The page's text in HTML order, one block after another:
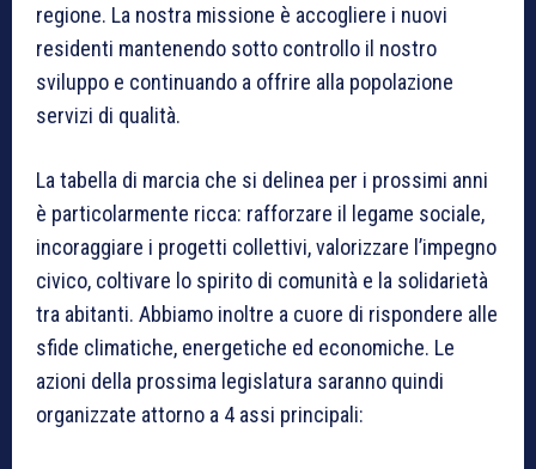
regione. La nostra missione è accogliere i nuovi
residenti mantenendo sotto controllo il nostro
sviluppo e continuando a offrire alla popolazione
servizi di qualità.
La tabella di marcia che si delinea per i prossimi anni
è particolarmente ricca: rafforzare il legame sociale,
incoraggiare i progetti collettivi, valorizzare l’impegno
civico, coltivare lo spirito di comunità e la solidarietà
tra abitanti. Abbiamo inoltre a cuore di rispondere alle
sfide climatiche, energetiche ed economiche. Le
azioni della prossima legislatura saranno quindi
organizzate attorno a 4 assi principali: